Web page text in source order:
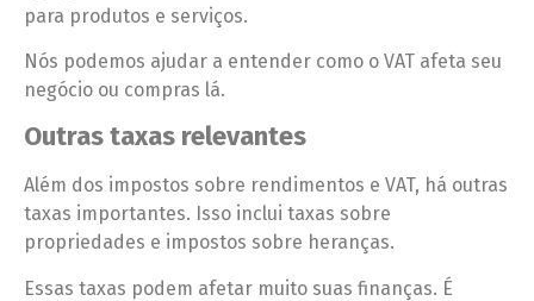
para produtos e serviços.
Nós podemos ajudar a entender como o VAT afeta seu
negócio ou compras lá.
Outras taxas relevantes
Além dos impostos sobre rendimentos e VAT, há outras
taxas importantes. Isso inclui taxas sobre
propriedades e impostos sobre heranças.
Essas taxas podem afetar muito suas finanças. É